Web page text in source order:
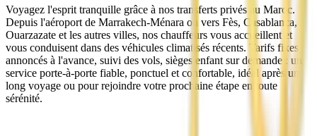
Voyagez l'esprit tranquille grâce à nos transferts privés au Maroc.
Depuis l'aéroport de Marrakech-Ménara ou vers Fès, Casablanca,
Ouarzazate et les autres villes, nos chauffeurs vous accueillent et
vous conduisent dans des véhicules climatisés récents. Tarifs fixes
annoncés à l'avance, suivi des vols, sièges enfant sur demande : un
service porte-à-porte fiable, ponctuel et confortable, idéal après un
long voyage ou pour rejoindre votre prochaine étape en toute
sérénité.